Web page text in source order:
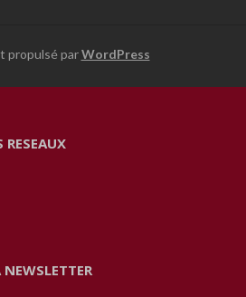
RESEAUX
propulsé parWordPress